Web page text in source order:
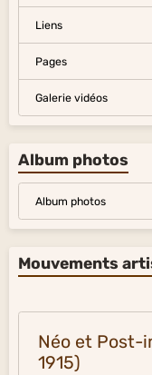
Liens
Pages
Galerie vidéos
Album photos
Album photos
Mouvements
Néo et Post-
1915)